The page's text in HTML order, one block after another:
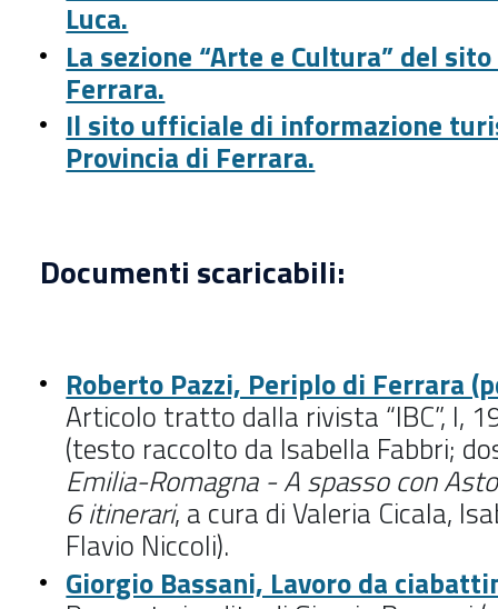
Luca.
La sezione “Arte e Cultura” del
Ferrara.
Il sito ufficiale di informazione
Provincia di Ferrara.
Documenti scaricabili:
Roberto Pazzi, Periplo di Ferrara
Articolo tratto dalla rivista “IBC”, I,
(testo raccolto da Isabella Fabbri;
Emilia-Romagna - A spasso con
6 itinerari, a cura di Valeria Cicala,
Flavio Niccoli).
Giorgio Bassani, Lavoro da